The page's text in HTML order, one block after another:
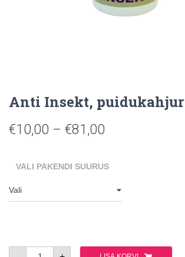
Anti Insekt, puidukahjur
€10,00 – €81,00
VALI PAKENDI SUURUS
Anti